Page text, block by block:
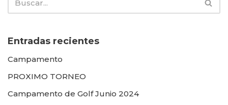
Entradas recientes
Campamento
PROXIMO TORNEO
Campamento de Golf Junio 2024